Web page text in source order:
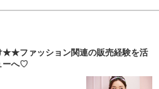
ファッション関連の販売経験を活
ーへ♡